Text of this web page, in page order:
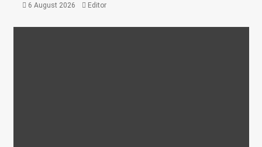
6 August 2026 Editor